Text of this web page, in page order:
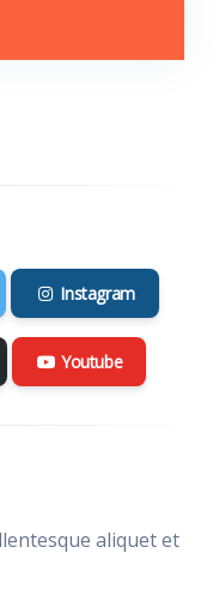
Instagram
Youtube
aliquet et